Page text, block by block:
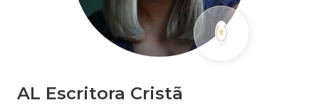
AL Escritora Cristã